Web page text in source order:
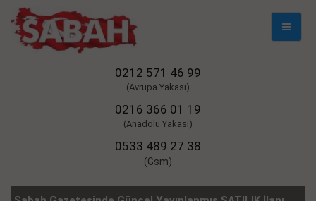
Mobil
0212 571 46 99
(Avrupa Yakası)
0216 366 01 19
(Anadolu Yakası)
0533 489 27 38
(Gsm)